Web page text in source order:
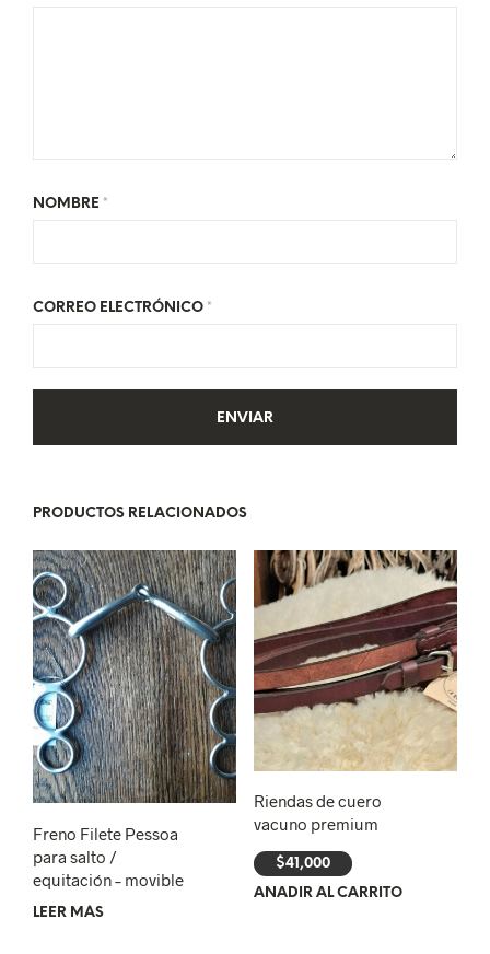
NOMBRE *
CORREO ELECTRÓNICO *
PRODUCTOS RELACIONADOS
Freno Filete Pessoa
para salto /
equitación – movible
LEER MÁS
Riendas de cuero
vacuno premium
$41,000
AÑADIR AL CARRITO